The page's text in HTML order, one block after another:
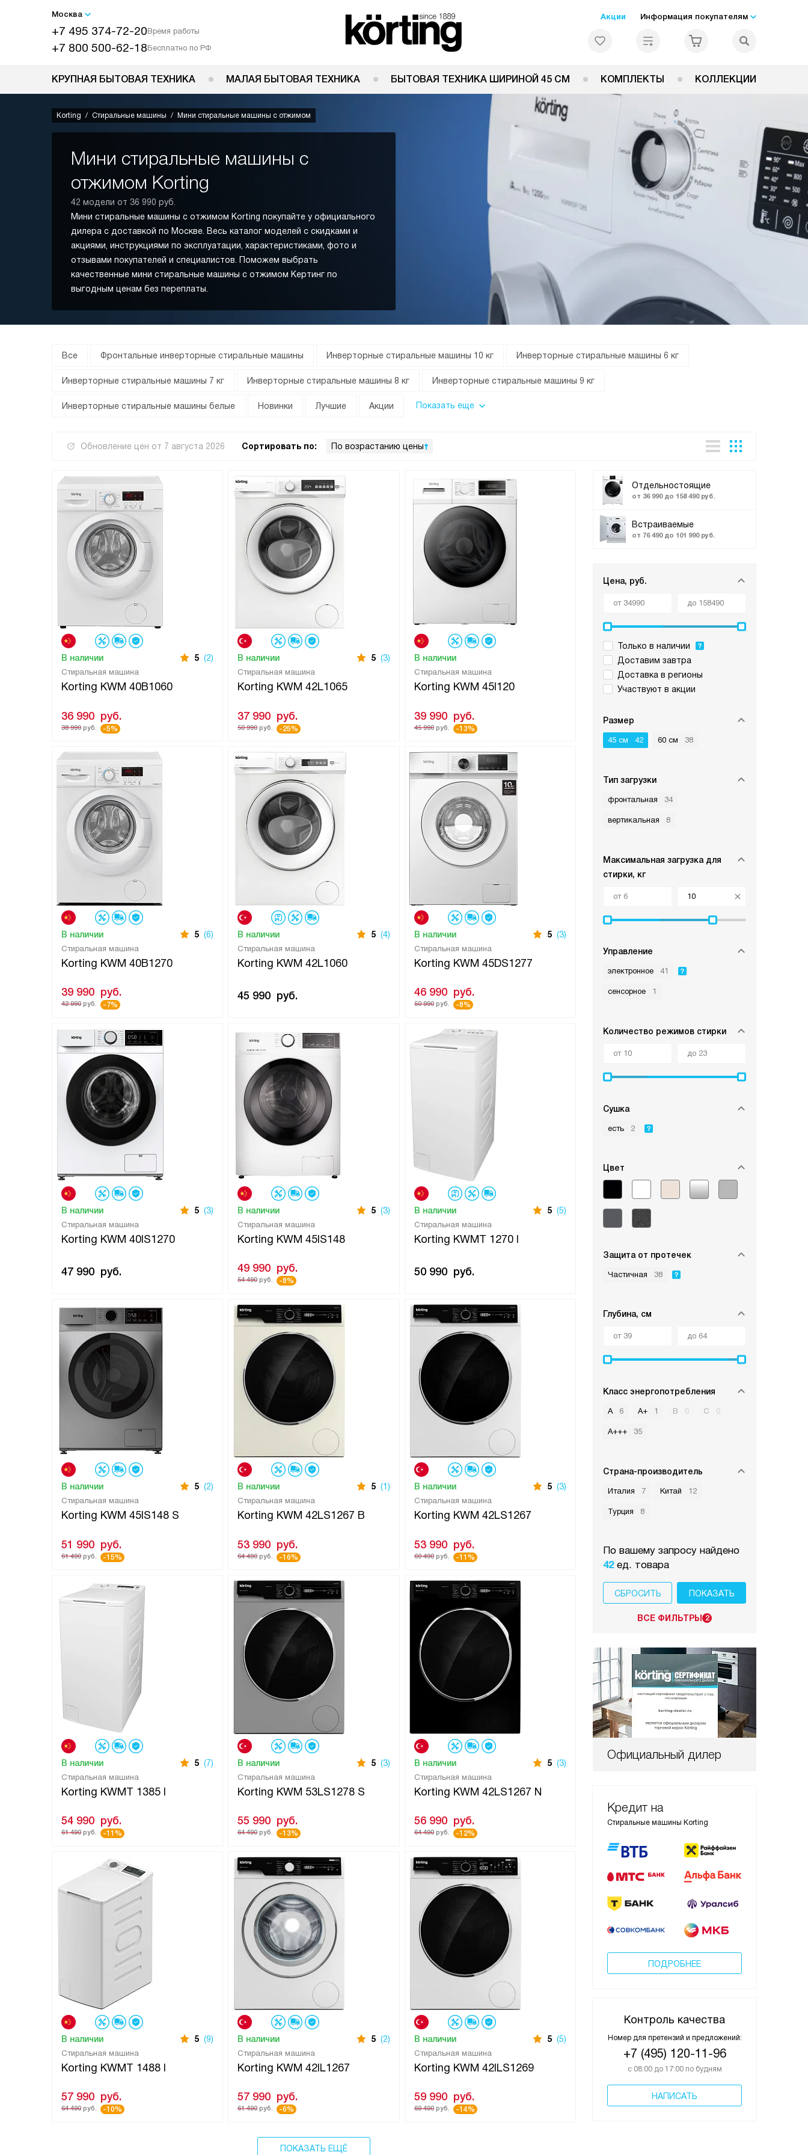
Москва
+7 495 374-72-20Время работы
+7 800 500-62-18Бесплатно по РФ
Акции Информация покупателям
КРУПНАЯ БЫТОВАЯ ТЕХНИКА МАЛАЯ БЫТОВАЯ ТЕХНИКА БЫТОВАЯ ТЕХНИКА ШИРИНОЙ 45 СМ КОМПЛЕКТЫ КОЛЛЕКЦИИ
Korting Стиральные машины Мини стиральные машины с отжимом
Мини стиральные машины с
отжимом Korting
42 модели от 36 990 руб.
Мини стиральные машины с отжимом Korting покупайте у официального
дилера с доставкой по Москве. Весь каталог моделей с скидками и
акциями, инструкциями по эксплуатации, характеристиками, фото и
отзывами покупателей и специалистов. Поможем выбрать
качественные мини стиральные машины с отжимом Кертинг по
выгодным ценам без переплаты.
Все Фронтальные инверторные стиральные машины Инверторные стиральные машины 10 кг Инверторные стиральные машины 6 кг
Инверторные стиральные машины 7 кг Инверторные стиральные машины 8 кг Инверторные стиральные машины 9 кг
Инверторные стиральные машины белые Новинки Лучшие Акции Показать еще
Обновление цен от 7 августа 2026 Сортировать по: По возрастанию цены
Отдельностоящие
от 36 990 до 158 490 руб.
Встраиваемые
от 76 490 до 101 990 руб.
Цена, руб.
Только в наличии
Доставим завтра
Доставка в регионы
Участвуют в акции
Размер
45 см 42 60 см 38
Тип загрузки
фронтальная 34
вертикальная 8
Максимальная загрузка для
стирки, кг
Управление
электронное 41
сенсорное 1
Количество режимов стирки
Сушка
есть 2
Цвет
Защита от протечек
Частичная 38
Глубина, см
Класс энергопотребления
A 6 A+ 1 B 0 C 0
A+++ 35
Страна-производитель
Италия 7 Китай 12
Турция 8
По вашему запросу найдено
42ед. товара
СБРОСИТЬ
ВСЕ ФИЛЬТРЫ 2
Официальный дилер
Кредит на
Стиральные машины Korting
ПОДРОБНЕЕ
Контроль качества
Номер для претензий и предложений:
+7 (495) 120-11-96
с 08:00 до 17:00 по будням
НАПИСАТЬ
Стиральная машина
Korting KWM 40B1060
В наличии 5 (2)
36 990 руб.
38 990 руб. -5%
Стиральная машина
Korting KWM 42L1065
В наличии 5 (3)
37 990 руб.
50 990 руб. -25%
Стиральная машина
Korting KWM 45I120
В наличии
39 990 руб.
45 990руб. -13%
Cтиральная машина
Korting KWM 40B1270
В наличии 5 (6)
39 990 руб.
42 990 руб. -7%
Стиральная машина
Korting KWM 42L1060
В наличии 5 (4)
45 990 руб.
Стиральная машина
Korting KWM 45DS1277
В наличии 5 (3)
46 990 руб.
50 990руб. -8%
Cтиральная машина
Korting KWM 40IS1270
В наличии 5 (3)
47 990 руб.
Cтиральная машина
Korting KWM 45IS148
В наличии 5 (3)
49 990 руб.
54 490 руб. -8%
Стиральная машина
Korting KWMT 1270 I
В наличии 5 (5)
50 990 руб.
Cтиральная машина
Korting KWM 45IS148 S
В наличии 5 (2)
51 990 руб.
61 490 руб. -15%
Стиральная машина
Korting KWM 42LS1267 B
В наличии 5 (1)
53 990 руб.
64 490 руб. -16%
Стиральная машина
Korting KWM 42LS1267
В наличии 5 (3)
53 990 руб.
60 490руб. -11%
Стиральная машина
Korting KWMT 1385 I
В наличии 5 (7)
54 990 руб.
61 490 руб. -11%
Стиральная машина
Korting KWM 53LS1278 S
В наличии 5 (3)
55 990 руб.
64 490 руб. -13%
Стиральная машина
Korting KWM 42LS1267 N
В наличии 5 (3)
56 990 руб.
64 490руб. -12%
Стиральная машина
Korting KWMT 1488 I
В наличии 5 (9)
57 990 руб.
64 490 руб. -10%
Стиральная машина
Korting KWM 42IL1267
В наличии 5 (2)
57 990 руб.
61 490 руб. -6%
Стиральная машина
Korting KWM 42ILS1269
В наличии 5 (5)
59 990 руб.
69 490руб. -14%
ПОКАЗАТЬ ЕЩЁ